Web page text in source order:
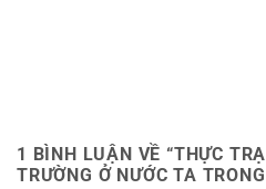
1 BÌNH LUẬN VỀ “THỰC
TRƯỜNG Ở NƯỚC TA